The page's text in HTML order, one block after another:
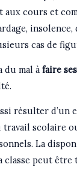
aux cours et
insolence,
cas de
du mal à faire
résulter d’un
scolaire
La
classe peut